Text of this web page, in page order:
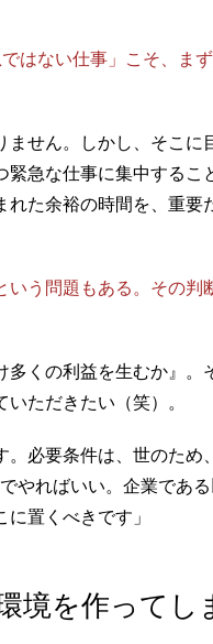
はない仕事」こそ、ま
ません。しかし、そこに
急な仕事に集中するこ
た余裕の時間を、重要
う問題もある。その判
多くの利益を生むか』。
ただきたい（笑）。
必要条件は、世のため
やればいい。企業であ
置くべきです」
境を作ってし